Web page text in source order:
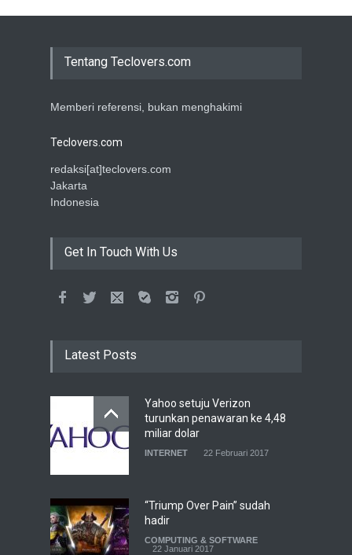
Tentang Teclovers.com
Memberi referensi, bukan menghakimi
Teclovers.com
redaksi[at]teclovers.com
Jakarta
Indonesia
Get In Touch With Us
Latest Posts
Yahoo setuju Verizon
turunkan penawaran ke 4,48
miliar dolar
INTERNET 22 Februari 2017
“Triump Over Pain” sudah
hadir
COMPUTING & SOFTWARE
22 Januari 2017